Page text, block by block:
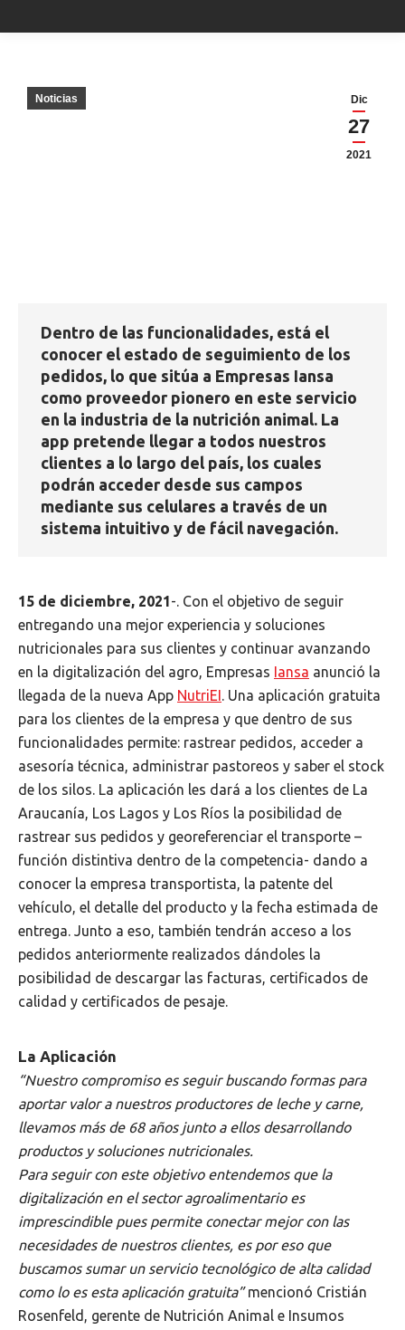
Dic
27
2021
Noticias
Dentro de las funcionalidades, está el
conocer el estado de seguimiento de los
pedidos, lo que sitúa a Empresas Iansa
como proveedor pionero en este servicio
en la industria de la nutrición animal. La
app pretende llegar a todos nuestros
clientes a lo largo del país, los cuales
podrán acceder desde sus campos
mediante sus celulares a través de un
sistema intuitivo y de fácil navegación.
15 de diciembre, 2021-. Con el objetivo de seguir
entregando una mejor experiencia y soluciones
nutricionales para sus clientes y continuar avanzando
en la digitalización del agro, Empresas Iansa anunció la
llegada de la nueva App NutriEI. Una aplicación gratuita
para los clientes de la empresa y que dentro de sus
funcionalidades permite: rastrear pedidos, acceder a
asesoría técnica, administrar pastoreos y saber el stock
de los silos. La aplicación les dará a los clientes de La
Araucanía, Los Lagos y Los Ríos la posibilidad de
rastrear sus pedidos y georeferenciar el transporte –
función distintiva dentro de la competencia- dando a
conocer la empresa transportista, la patente del
vehículo, el detalle del producto y la fecha estimada de
entrega. Junto a eso, también tendrán acceso a los
pedidos anteriormente realizados dándoles la
posibilidad de descargar las facturas, certificados de
calidad y certificados de pesaje.
La Aplicación
“Nuestro compromiso es seguir buscando formas para
aportar valor a nuestros productores de leche y carne,
llevamos más de 68 años junto a ellos desarrollando
productos y soluciones nutricionales.
Para seguir con este objetivo entendemos que la
digitalización en el sector agroalimentario es
imprescindible pues permite conectar mejor con las
necesidades de nuestros clientes, es por eso que
buscamos sumar un servicio tecnológico de alta calidad
como lo es esta aplicación gratuita”mencionó Cristián
Rosenfeld, gerente de Nutrición Animal e Insumos